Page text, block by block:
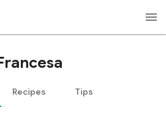
Recipes Tips